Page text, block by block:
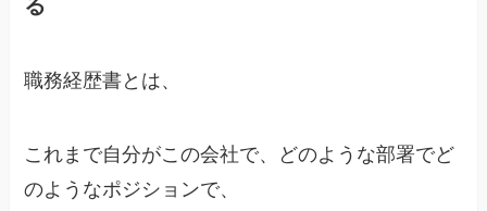
る
職務経歴書とは、
これまで自分がこの会社で、どのような部署でど
のようなポジションで、